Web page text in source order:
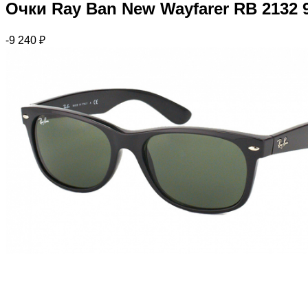
Очки Ray Ban New Wayfarer RB 2132
-9 240 ₽